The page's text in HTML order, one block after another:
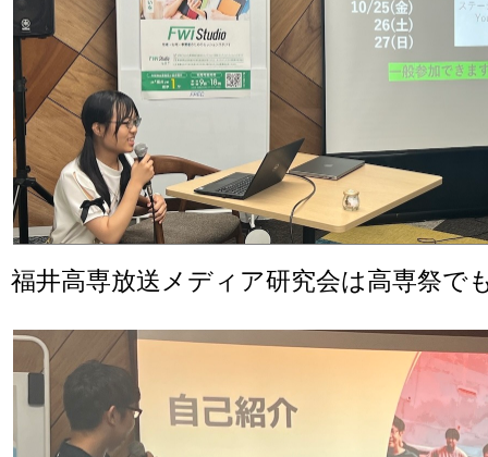
福井高専放送メディア研究会は高専祭で